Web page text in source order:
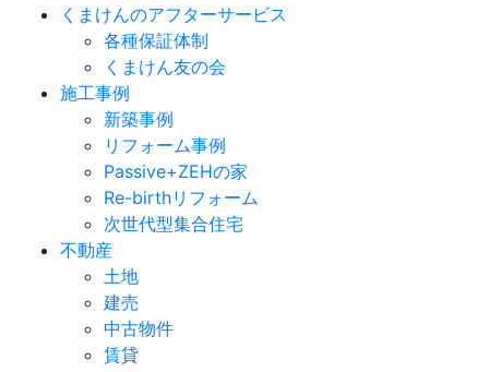
くまけんのアフターサービス
各種保証体制
くまけん友の会
施工事例
新築事例
リフォーム事例
Passive+ZEHの家
Re-birthリフォーム
次世代型集合住宅
不動産
土地
建売
中古物件
賃貸